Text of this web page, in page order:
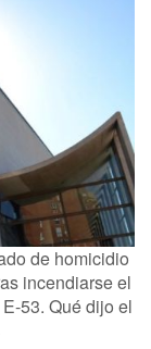
de homicidio
incendiarse el
53. Qué dijo el